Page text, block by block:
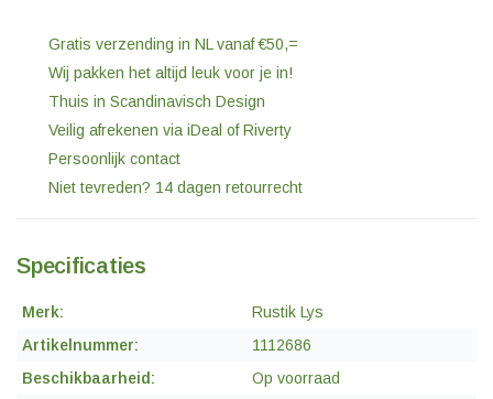
Gratis verzending in NL vanaf €50,=
Wij pakken het altijd leuk voor je in!
Thuis in Scandinavisch Design
Veilig afrekenen via iDeal of Riverty
Persoonlijk contact
Niet tevreden? 14 dagen retourrecht
Specificaties
Merk:
Rustik Lys
Artikelnummer:
1112686
Beschikbaarheid:
Op voorraad